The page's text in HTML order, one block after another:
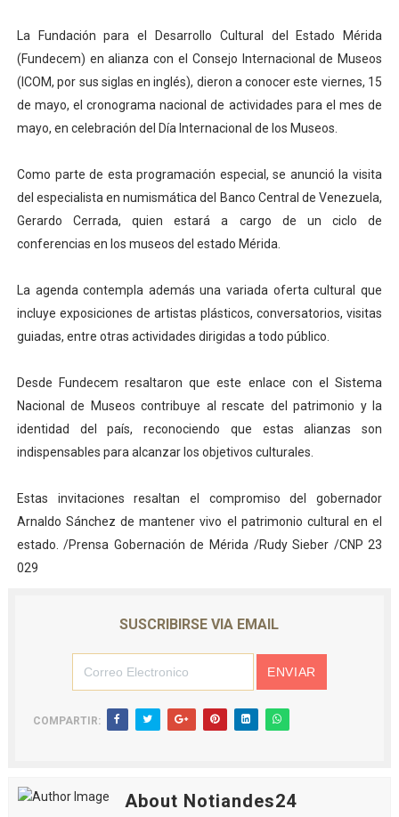
Iniciación al yoga reúne a diversos clubes deportivos
Mincomunas impulsa el autogobierno en Mérida con
Dictan MasterClass en el marco del Encuentro LAGO
La Fundación para el Desarrollo Cultural del Estado Mérida
(Fundecem) en alianza con el Consejo Internacional de Museos
(ICOM, por sus siglas en inglés), dieron a conocer este viernes, 15
de mayo, el cronograma nacional de actividades para el mes de
mayo, en celebración del Día Internacional de los Museos.
Como parte de esta programación especial, se anunció la visita
del especialista en numismática del Banco Central de Venezuela,
Gerardo Cerrada, quien estará a cargo de un ciclo de
conferencias en los museos del estado Mérida.
La agenda contempla además una variada oferta cultural que
incluye exposiciones de artistas plásticos, conversatorios, visitas
guiadas, entre otras actividades dirigidas a todo público.
Desde Fundecem resaltaron que este enlace con el Sistema
Nacional de Museos contribuye al rescate del patrimonio y la
identidad del país, reconociendo que estas alianzas son
indispensables para alcanzar los objetivos culturales.
Estas invitaciones resaltan el compromiso del gobernador
Arnaldo Sánchez de mantener vivo el patrimonio cultural en el
estado. /Prensa Gobernación de Mérida /Rudy Sieber /CNP 23
029
SUSCRIBIRSE VIA EMAIL
COMPARTIR:
About Notiandes24